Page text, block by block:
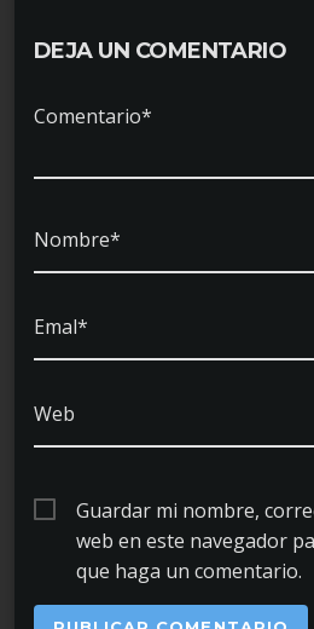
DEJA UN COMENTARIO
Comentario*
Nombre*
Emal*
Web
Guardar mi nombre,
web en este navegador
que haga un comentario.